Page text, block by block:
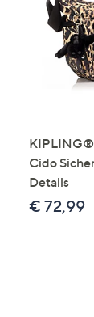
Cido
Details
€ 72,99